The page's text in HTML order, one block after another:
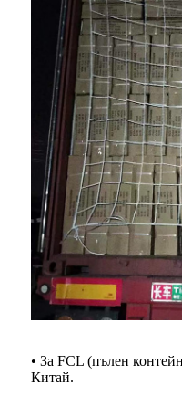
• За FCL (пълен
Китай.